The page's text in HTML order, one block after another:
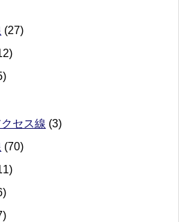
(27)
セス線 (3)
(70)